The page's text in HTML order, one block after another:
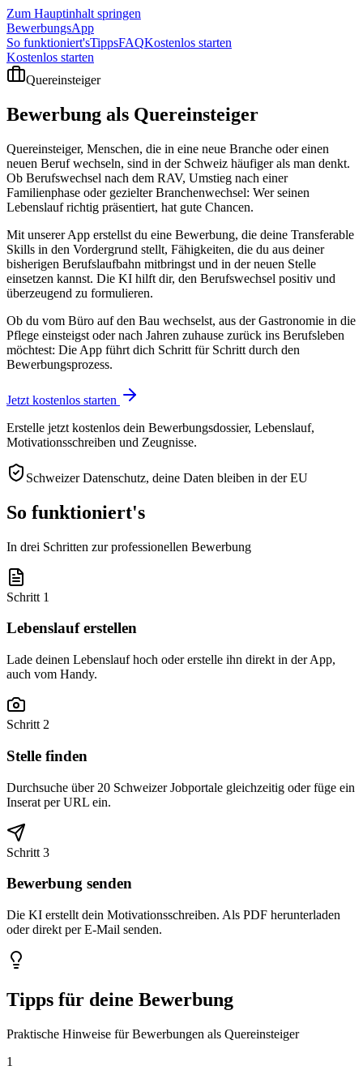
Zum Hauptinhalt springen
BewerbungsApp
So funktioniert'sTippsFAQKostenlos starten
Kostenlos starten
Quereinsteiger
Bewerbung als Quereinsteiger
Quereinsteiger, Menschen, die in eine neue Branche oder einen
neuen Beruf wechseln, sind in der Schweiz häufiger als man denkt.
Ob Berufswechsel nach dem RAV, Umstieg nach einer
Familienphase oder gezielter Branchenwechsel: Wer seinen
Lebenslauf richtig präsentiert, hat gute Chancen.
Mit unserer App erstellst du eine Bewerbung, die deine Transferable
Skills in den Vordergrund stellt, Fähigkeiten, die du aus deiner
bisherigen Berufslaufbahn mitbringst und in der neuen Stelle
einsetzen kannst. Die KI hilft dir, den Berufswechsel positiv und
überzeugend zu formulieren.
Ob du vom Büro auf den Bau wechselst, aus der Gastronomie in die
Pflege einsteigst oder nach Jahren zuhause zurück ins Berufsleben
möchtest: Die App führt dich Schritt für Schritt durch den
Bewerbungsprozess.
Jetzt kostenlos starten
Erstelle jetzt kostenlos dein Bewerbungsdossier, Lebenslauf,
Motivationsschreiben und Zeugnisse.
Schweizer Datenschutz, deine Daten bleiben in der EU
So funktioniert's
In drei Schritten zur professionellen Bewerbung
Schritt 1
Lebenslauf erstellen
Lade deinen Lebenslauf hoch oder erstelle ihn direkt in der App,
auch vom Handy.
Schritt 2
Stelle finden
Durchsuche über 20 Schweizer Jobportale gleichzeitig oder füge ein
Inserat per URL ein.
Schritt 3
Bewerbung senden
Die KI erstellt dein Motivationsschreiben. Als PDF herunterladen
oder direkt per E-Mail senden.
Tipps für deine Bewerbung
Praktische Hinweise für Bewerbungen als Quereinsteiger
1